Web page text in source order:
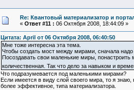
Re: Квантовый материализатор и
« Ответ #11 : 06 Октября 2008, 18:44:09 »
Цитата: April от 06 Октября 2008, 06:40:50
Мне тоже интересна эта тема.
Чтобы создать мост между мирами, сначала надо
Посоздавать свои маленькие миры,
количественная. Так что дело за навыком и
Что подразумевается под маленькими мирами?
Если имеется в виду слой своего мира, то я
более эффективное, типа материализатора.